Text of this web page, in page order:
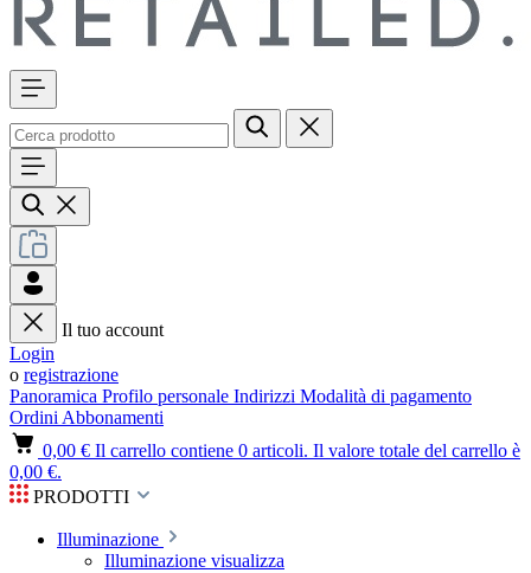
Il tuo account
Login
o registrazione
Panoramica Profilo personale Indirizzi Modalità di pagamento
Ordini Abbonamenti
0,00 € Il carrello contiene 0 articoli. Il valore totale del carrello è
0,00 €.
PRODOTTI
Illuminazione
Illuminazione visualizza